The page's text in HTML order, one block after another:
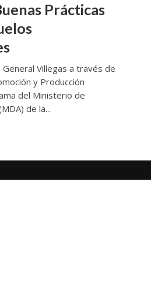
Prácticas
General Villegas a través de
y Producción
del Ministerio de
de la...